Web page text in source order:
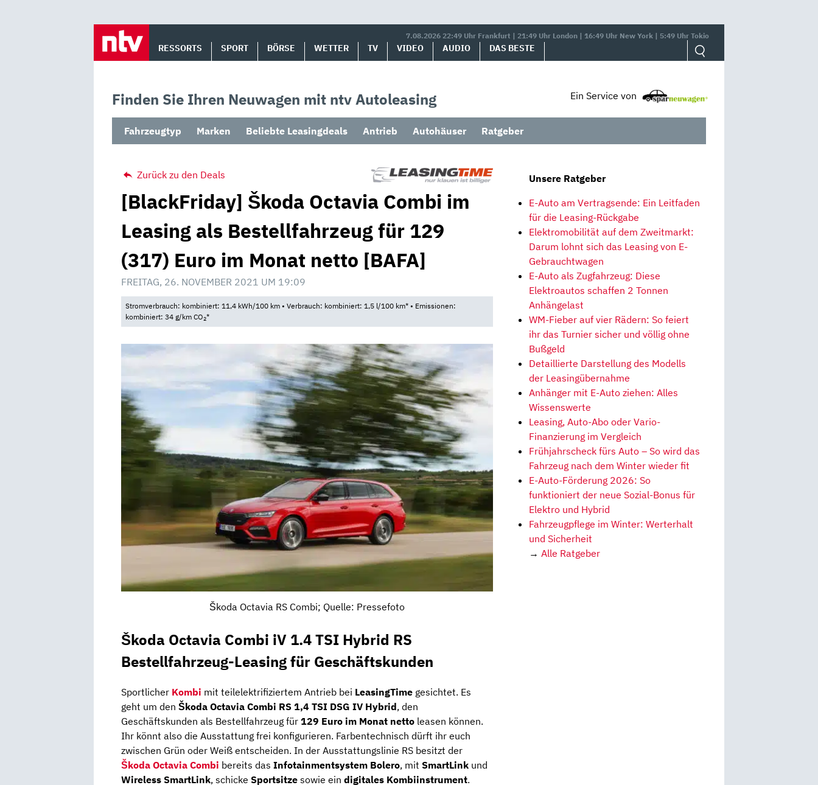
7.08.2026 22:49 Uhr Frankfurt | 21:49 Uhr London | 16:49 Uhr New York | 5:49 Uhr Tokio
RESSORTS SPORT BÖRSE WETTER TV VIDEO AUDIO DAS BESTE
Finden Sie Ihren Neuwagen mit ntv Autoleasing Ein Service von
Fahrzeugtyp Marken Beliebte Leasingdeals Antrieb Autohäuser Ratgeber
Zurück zu den Deals
[BlackFriday] Škoda Octavia Combi im
Leasing als Bestellfahrzeug für 129
(317) Euro im Monat netto [BAFA]
FREITAG, 26. NOVEMBER 2021 UM 19:09
Stromverbrauch: kombiniert: 11,4 kWh/100 km • Verbrauch: kombiniert: 1,5 l/100 km* • Emissionen:
kombiniert: 34 g/km CO2*
Škoda Octavia RS Combi; Quelle: Pressefoto
Škoda Octavia Combi iV 1.4 TSI Hybrid RS
Bestellfahrzeug-Leasing für Geschäftskunden
Sportlicher Kombi mit teilelektrifiziertem Antrieb bei LeasingTime gesichtet. Es
geht um den Škoda Octavia Combi RS 1,4 TSI DSG IV Hybrid, den
Geschäftskunden als Bestellfahrzeug für 129 Euro im Monat netto leasen können.
Ihr könnt also die Ausstattung frei konfigurieren. Farbentechnisch dürft ihr euch
zwischen Grün oder Weiß entscheiden. In der Ausstattungslinie RS besitzt der
Škoda Octavia Combi bereits das Infotainmentsystem Bolero, mit SmartLink und
Wireless SmartLink, schicke Sportsitze sowie ein digitales Kombiinstrument.
Unsere Ratgeber
E-Auto am Vertragsende: Ein Leitfaden
für die Leasing-Rückgabe
Elektromobilität auf dem Zweitmarkt:
Darum lohnt sich das Leasing von E-
Gebrauchtwagen
E-Auto als Zugfahrzeug: Diese
Elektroautos schaffen 2 Tonnen
Anhängelast
WM-Fieber auf vier Rädern: So feiert
ihr das Turnier sicher und völlig ohne
Bußgeld
Detaillierte Darstellung des Modells
der Leasingübernahme
Anhänger mit E-Auto ziehen: Alles
Wissenswerte
Leasing, Auto-Abo oder Vario-
Finanzierung im Vergleich
Frühjahrscheck fürs Auto – So wird das
Fahrzeug nach dem Winter wieder fit
E-Auto-Förderung 2026: So
funktioniert der neue Sozial-Bonus für
Elektro und Hybrid
Fahrzeugpflege im Winter: Werterhalt
und Sicherheit
→ Alle Ratgeber